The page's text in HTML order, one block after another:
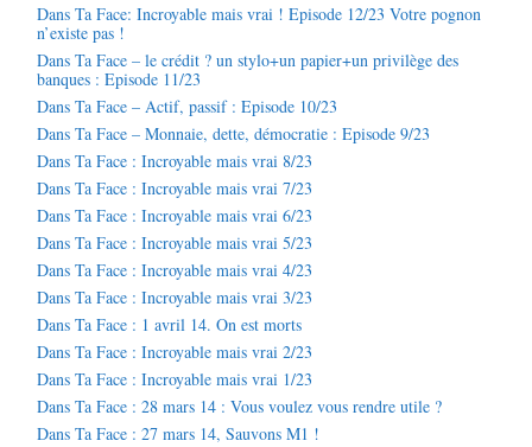
Dans Ta Face: Incroyable mais vrai ! Episode 12/23 Votre pognon
n’existe pas !
Dans Ta Face – le crédit ? un stylo+un papier+un privilège des
banques : Episode 11/23
Dans Ta Face – Actif, passif : Episode 10/23
Dans Ta Face – Monnaie, dette, démocratie : Episode 9/23
Dans Ta Face : Incroyable mais vrai 8/23
Dans Ta Face : Incroyable mais vrai 7/23
Dans Ta Face : Incroyable mais vrai 6/23
Dans Ta Face : Incroyable mais vrai 5/23
Dans Ta Face : Incroyable mais vrai 4/23
Dans Ta Face : Incroyable mais vrai 3/23
Dans Ta Face : 1 avril 14. On est morts
Dans Ta Face : Incroyable mais vrai 2/23
Dans Ta Face : Incroyable mais vrai 1/23
Dans Ta Face : 28 mars 14 : Vous voulez vous rendre utile ?
Dans Ta Face : 27 mars 14, Sauvons M1 !